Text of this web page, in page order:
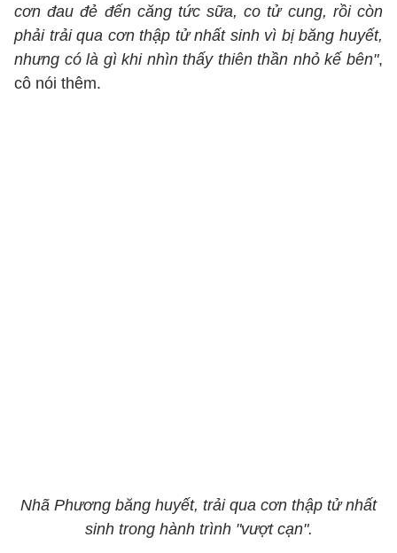
cơn đau đẻ đến căng tức sữa, co tử cung, rồi còn
phải trải qua cơn thập tử nhất sinh vì bị băng huyết,
nhưng có là gì khi nhìn thấy thiên thần nhỏ kế bên",
cô nói thêm.
Nhã Phương băng huyết, trải qua cơn thập tử nhất
sinh trong hành trình "vượt cạn".